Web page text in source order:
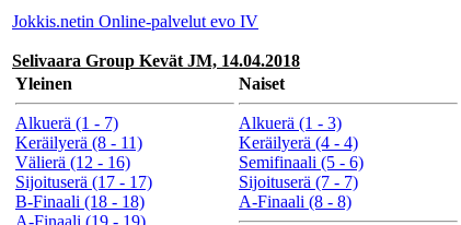
Jokkis.netin Online-palvelut evo IV
Selivaara Group Kevät JM, 14.04.2018
Yleinen
Alkuerä (1 - 7)
Keräilyerä (8 - 11)
Välierä (12 - 16)
Sijoituserä (17 - 17)
B-Finaali (18 - 18)
A-Finaali (19 - 19)
Naiset
Alkuerä (1 - 3)
Keräilyerä (4 - 4)
Semifinaali (5 - 6)
Sijoituserä (7 - 7)
A-Finaali (8 - 8)